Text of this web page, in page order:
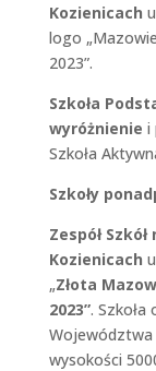
Kozienicach
logo
2023”.
Szkoła
wyróżnienie i
Szkoła
Szkoły
Zespół
Kozienicach
„Złota
2023”. Szkoła
Województwa
wysokości